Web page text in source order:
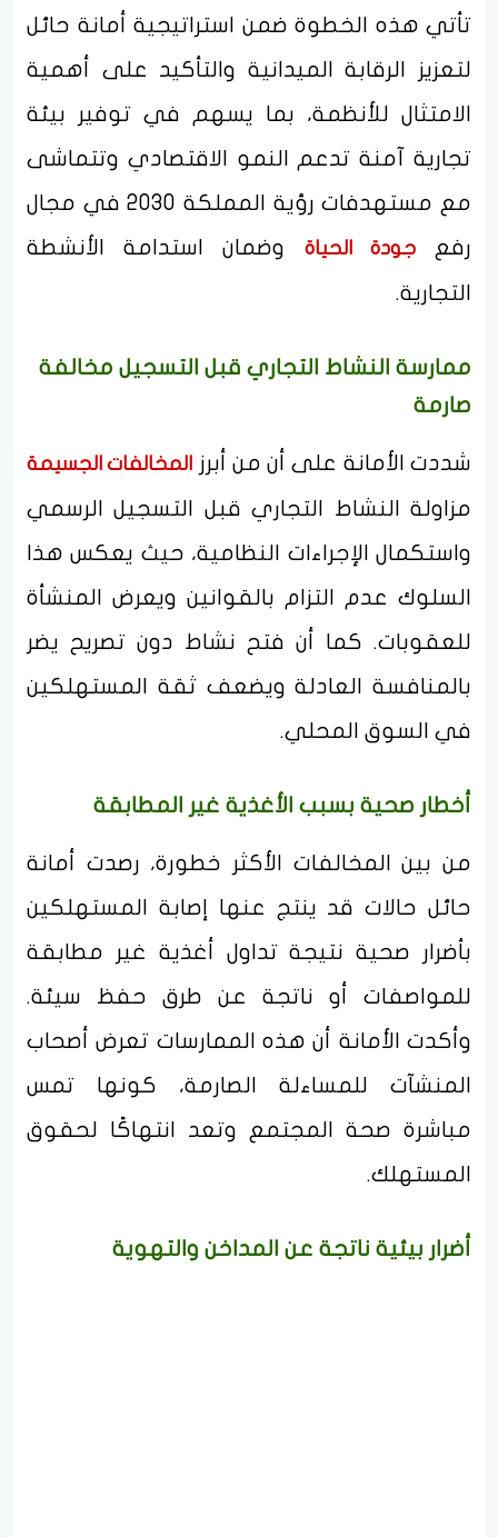
تأتي هذه الخطوة ضمن استراتيجية أمانة حائل
لتعزيز الرقابة الميدانية والتأكيد على أهمية
الامتثال للأنظمة، بما يسهم في توفير بيئة
تجارية آمنة تدعم النمو الاقتصادي وتتماشى
مع مستهدفات رؤية المملكة 2030 في مجال
رفعجودة الحياة وضمان استدامة الأنشطة
التجارية.
ممارسة النشاط التجاري قبل التسجيل مخالفة
صارمة
شددت الأمانة على أن من أبرز المخالفات الجسيمة
مزاولة النشاط التجاري قبل التسجيل الرسمي
واستكمال الإجراءات النظامية، حيث يعكس هذا
السلوك عدم التزام بالقوانين ويعرض المنشأة
للعقوبات. كما أن فتح نشاط دون تصريح يضر
بالمنافسة العادلة ويضعف ثقة المستهلكين
في السوق المحلي.
أخطار صحية بسبب الأغذية غير المطابقة
من بين المخالفات الأكثر خطورة، رصدت أمانة
حائل حالات قد ينتج عنها إصابة المستهلكين
بأضرار صحية نتيجة تداول أغذية غير مطابقة
للمواصفات أو ناتجة عن طرق حفظ سيئة.
وأكدت الأمانة أن هذه الممارسات تعرض أصحاب
المنشآت للمساءلة الصارمة، كونها تمس
مباشرة صحة المجتمع وتعد انتهاكًا لحقوق
المستهلك.
أضرار بيئية ناتجة عن المداخن والتهوية